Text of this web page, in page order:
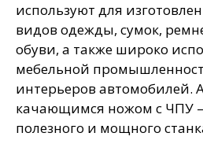
используют для
видов одежды, сумок,
обуви, а также широко
мебельной
интерьеров автомобилей.
качающимся ножом с ЧПУ
полезного и мощного